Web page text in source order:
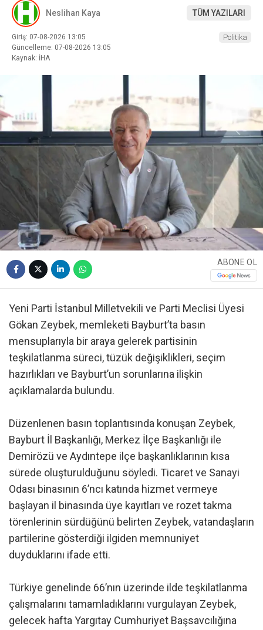
Neslihan Kaya TÜM YAZILARI
Giriş: 07-08-2026 13:05
Güncelleme: 07-08-2026 13:05
Kaynak: İHA
Politika
ABONE OL
Yeni Parti İstanbul Milletvekili ve Parti Meclisi Üyesi
Gökan Zeybek, memleketi Bayburt’ta basın
mensuplarıyla bir araya gelerek partisinin
teşkilatlanma süreci, tüzük değişiklikleri, seçim
hazırlıkları ve Bayburt’un sorunlarına ilişkin
açıklamalarda bulundu.
Düzenlenen basın toplantısında konuşan Zeybek,
Bayburt İl Başkanlığı, Merkez İlçe Başkanlığı ile
Demirözü ve Aydıntepe ilçe başkanlıklarının kısa
sürede oluşturulduğunu söyledi. Ticaret ve Sanayi
Odası binasının 6’ncı katında hizmet vermeye
başlayan il binasında üye kayıtları ve rozet takma
törenlerinin sürdüğünü belirten Zeybek, vatandaşların
partilerine gösterdiği ilgiden memnuniyet
duyduklarını ifade etti.
Türkiye genelinde 66’nın üzerinde ilde teşkilatlanma
çalışmalarını tamamladıklarını vurgulayan Zeybek,
gelecek hafta Yargıtay Cumhuriyet Başsavcılığına